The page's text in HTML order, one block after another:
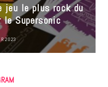
jeu le plus rock du
le Supersonic
2023